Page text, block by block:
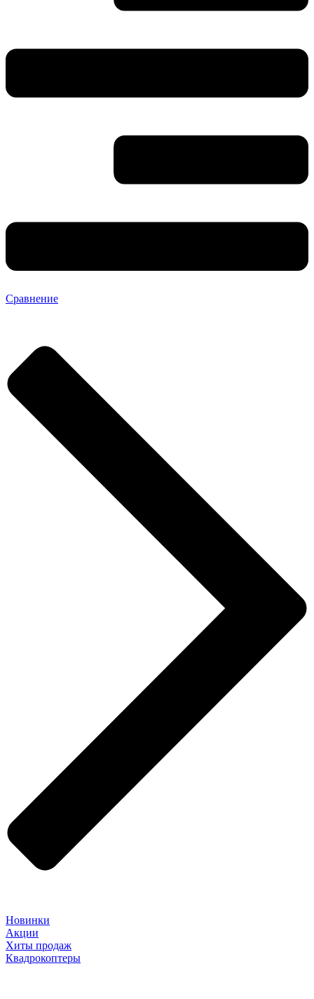
Сравнение
Новинки
Акции
Хиты продаж
Квадрокоптеры